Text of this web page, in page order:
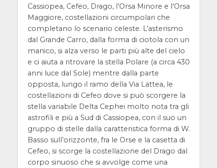
Cassiopea, Cefeo, Drago, l’Orsa Minore e l’Orsa
Maggiore, costellazioni circumpolari che
completano lo scenario celeste. L’asterismo
dal Grande Carro, dalla forma di ciotola con un
manico, si alza verso le parti più alte del cielo
e ci aiuta a ritrovare la stella Polare (a circa 430
anni luce dal Sole) mentre dalla parte
opposta, lungo il ramo della Via Lattea, le
costellazioni di Cefeo dove si può scorgere la
stella variabile Delta Cephei molto nota tra gli
astrofili e più a Sud di Cassiopea, con il suo un
gruppo di stelle dalla caratteristica forma di W.
Basso sull’orizzonte, fra le Orse e la casetta di
Cefeo, si scorge la costellazione del Drago dal
corpo sinuoso che si avvolge come una